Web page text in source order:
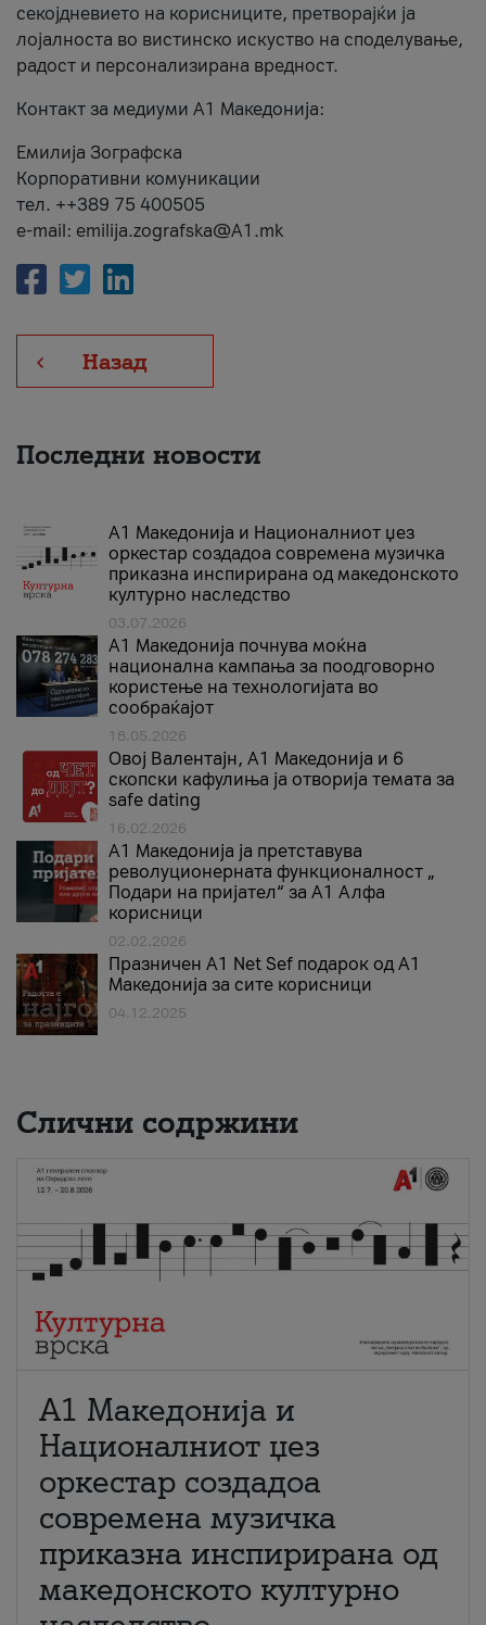
секојдневието на корисниците, претворајќи ја
лојалноста во вистинско искуство на споделување,
радост и персонализирана вредност.
Контакт за медиуми А1 Македонија:
Емилија Зографска
Корпоративни комуникации
тел. ++389 75 400505
e-mail: emilija.zografska@A1.mk
Назад
Последни новости
А1 Македонија и Националниот џез
оркестар создадоа современа музичка
приказна инспирирана од македонското
културно наследство
03.07.2026
A1 Македонија почнува моќна
национална кампања за поодговорно
користење на технологијата во
сообраќајот
18.05.2026
Овој Валентајн, A1 Македонија и 6
скопски кафулиња ја отворија темата за
safe dating
16.02.2026
А1 Македонија ја претставува
револуционерната функционалност „
Подари на пријател“ за А1 Алфа
корисници
02.02.2026
Празничен A1 Net Sеf подарок од А1
Македонија за сите корисници
04.12.2025
Слични содржини
А1 Македонија и
Националниот џез
оркестар создадоа
современа музичка
приказна инспирирана од
македонското културно